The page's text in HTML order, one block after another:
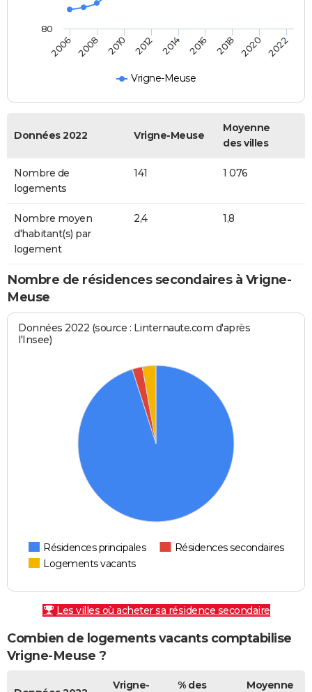
Vrigne-Meuse
2006 2008 2010 2012 2014 2016 2018 2020 2022
80
Données 2022 Vrigne-Meuse
Moyenne
des villes
Nombre de
logements
141 1 076
Nombre moyen
d'habitant(s) par
logement
2,4 1,8
Nombre de résidences secondaires à Vrigne-
Meuse
Données 2022 (source : Linternaute.com d'après
l'Insee)
Résidences principales
Résidences secondaires
Logements vacants
Les villes où acheter sa résidence secondaire
Combien de logements vacants comptabilise
Vrigne-Meuse ?
Vrigne-
% des
Moyenne